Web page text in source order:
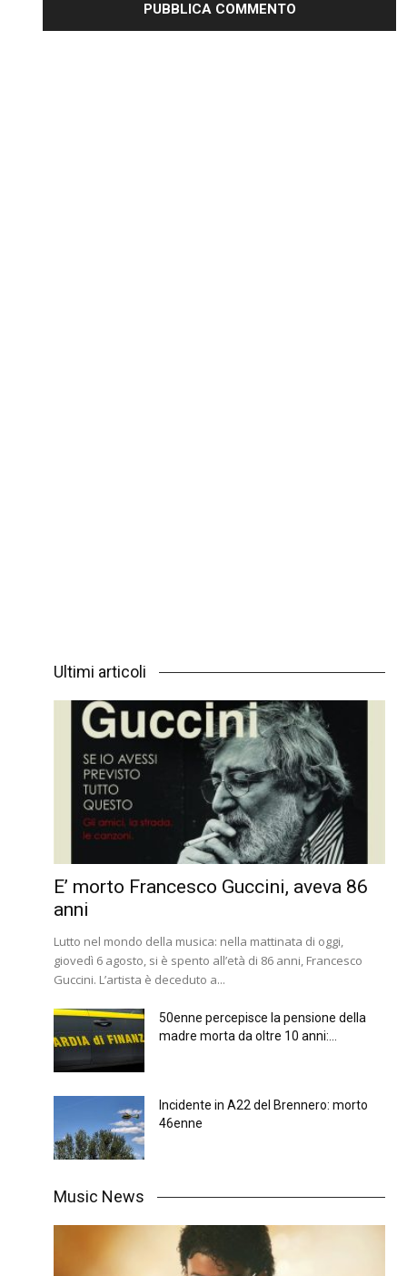
Ultimi articoli
E’ morto Francesco Guccini, aveva 86
anni
Lutto nel mondo della musica: nella mattinata di oggi,
giovedì 6 agosto, si è spento all’età di 86 anni, Francesco
Guccini. L’artista è deceduto a...
50enne percepisce la pensione della
madre morta da oltre 10 anni:...
Incidente in A22 del Brennero: morto
46enne
Music News